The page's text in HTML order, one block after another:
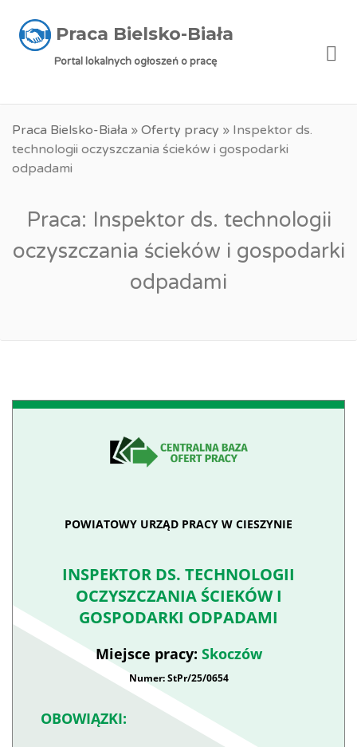
Praca Bielsko-Biała
Portal lokalnych ogłoszeń o pracę
Praca Bielsko-Biała » Oferty pracy » Inspektor ds.
technologii oczyszczania ścieków i gospodarki
odpadami
Praca: Inspektor ds. technologii
oczyszczania ścieków i gospodarki
odpadami
POWIATOWY URZĄD PRACY W CIESZYNIE
INSPEKTOR DS. TECHNOLOGII
OCZYSZCZANIA ŚCIEKÓW I
GOSPODARKI ODPADAMI
Miejsce pracy: Skoczów
Numer: StPr/25/0654
OBOWIĄZKI: